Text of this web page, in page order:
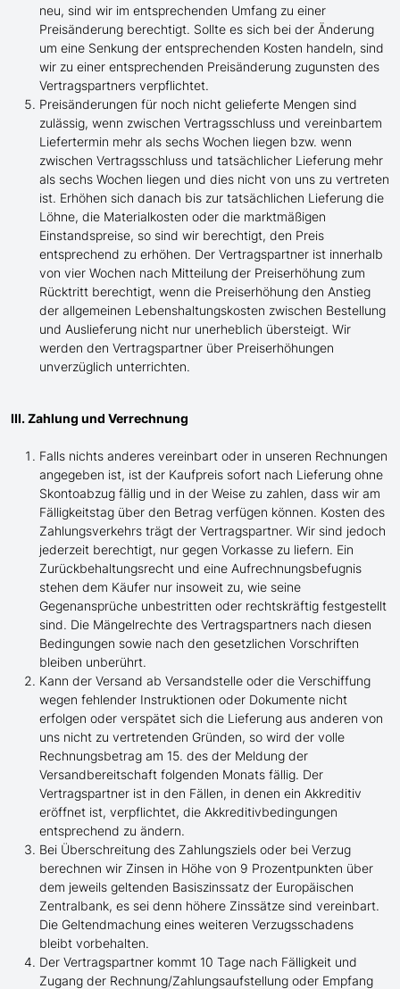
neu, sind wir im entsprechenden Umfang zu einer
Preisänderung berechtigt. Sollte es sich bei der Änderung
um eine Senkung der entsprechenden Kosten handeln, sind
wir zu einer entsprechenden Preisänderung zugunsten des
Vertragspartners verpflichtet.
Preisänderungen für noch nicht gelieferte Mengen sind
zulässig, wenn zwischen Vertragsschluss und vereinbartem
Liefertermin mehr als sechs Wochen liegen bzw. wenn
zwischen Vertragsschluss und tatsächlicher Lieferung mehr
als sechs Wochen liegen und dies nicht von uns zu vertreten
ist. Erhöhen sich danach bis zur tatsächlichen Lieferung die
Löhne, die Materialkosten oder die marktmäßigen
Einstandspreise, so sind wir berechtigt, den Preis
entsprechend zu erhöhen. Der Vertragspartner ist innerhalb
von vier Wochen nach Mitteilung der Preiserhöhung zum
Rücktritt berechtigt, wenn die Preiserhöhung den Anstieg
der allgemeinen Lebenshaltungskosten zwischen Bestellung
und Auslieferung nicht nur unerheblich übersteigt. Wir
werden den Vertragspartner über Preiserhöhungen
unverzüglich unterrichten.
III. Zahlung und Verrechnung
Falls nichts anderes vereinbart oder in unseren Rechnungen
angegeben ist, ist der Kaufpreis sofort nach Lieferung ohne
Skontoabzug fällig und in der Weise zu zahlen, dass wir am
Fälligkeitstag über den Betrag verfügen können. Kosten des
Zahlungsverkehrs trägt der Vertragspartner. Wir sind jedoch
jederzeit berechtigt, nur gegen Vorkasse zu liefern. Ein
Zurückbehaltungsrecht und eine Aufrechnungsbefugnis
stehen dem Käufer nur insoweit zu, wie seine
Gegenansprüche unbestritten oder rechtskräftig festgestellt
sind. Die Mängelrechte des Vertragspartners nach diesen
Bedingungen sowie nach den gesetzlichen Vorschriften
bleiben unberührt.
Kann der Versand ab Versandstelle oder die Verschiffung
wegen fehlender Instruktionen oder Dokumente nicht
erfolgen oder verspätet sich die Lieferung aus anderen von
uns nicht zu vertretenden Gründen, so wird der volle
Rechnungsbetrag am 15. des der Meldung der
Versandbereitschaft folgenden Monats fällig. Der
Vertragspartner ist in den Fällen, in denen ein Akkreditiv
eröffnet ist, verpflichtet, die Akkreditivbedingungen
entsprechend zu ändern.
Bei Überschreitung des Zahlungsziels oder bei Verzug
berechnen wir Zinsen in Höhe von 9 Prozentpunkten über
dem jeweils geltenden Basiszinssatz der Europäischen
Zentralbank, es sei denn höhere Zinssätze sind vereinbart.
Die Geltendmachung eines weiteren Verzugsschadens
bleibt vorbehalten.
Der Vertragspartner kommt 10 Tage nach Fälligkeit und
Zugang der Rechnung/Zahlungsaufstellung oder Empfang